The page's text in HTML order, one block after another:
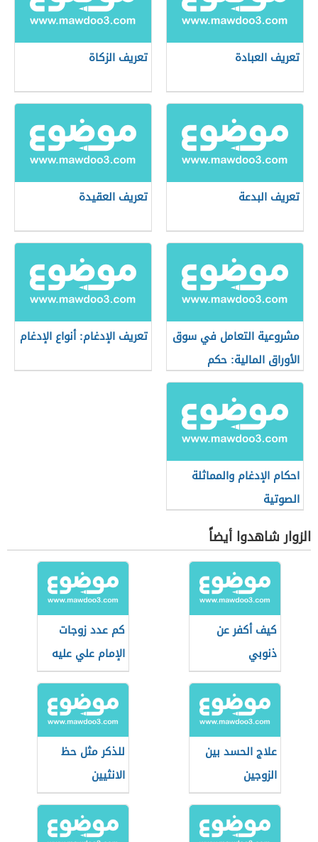
تعريف العبادة تعريف الزكاة
تعريف البدعة تعريف العقيدة
مشروعية التعامل في سوق
الأوراق المالية: حكم
التعامل في البورصة
تعريف الإدغام: أنواع الإدغام
احكام الإدغام والمماثلة
الصوتية
الزوار شاهدوا أيضاً
كيف أكفر عن
ذنوبي
كم عدد زوجات
الإمام علي عليه
السلام
علاج الحسد بين
الزوجين
للذكر مثل حظ
الانثيين